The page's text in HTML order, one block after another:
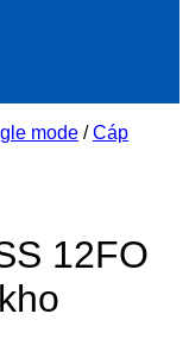
mode / Cáp
12FO